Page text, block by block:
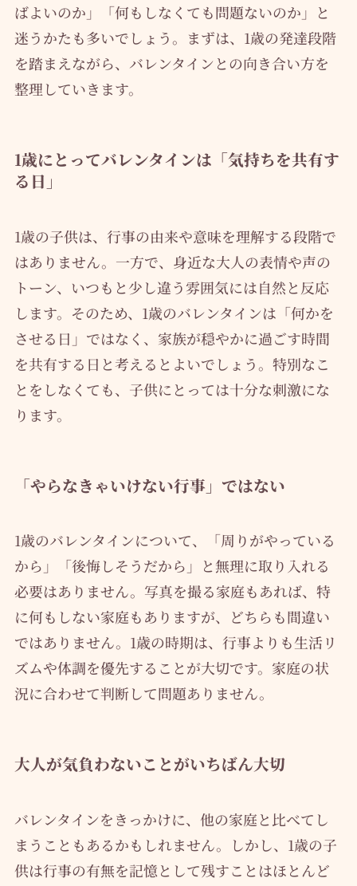
ばよいのか」「何もしなくても問題ないのか」と
迷うかたも多いでしょう。まずは、1歳の発達段階
を踏まえながら、バレンタインとの向き合い方を
整理していきます。
1歳にとってバレンタインは「気持ちを共有す
る日」
1歳の子供は、行事の由来や意味を理解する段階で
はありません。一方で、身近な大人の表情や声の
トーン、いつもと少し違う雰囲気には自然と反応
します。そのため、1歳のバレンタインは「何かを
させる日」ではなく、家族が穏やかに過ごす時間
を共有する日と考えるとよいでしょう。特別なこ
とをしなくても、子供にとっては十分な刺激にな
ります。
「やらなきゃいけない行事」ではない
1歳のバレンタインについて、「周りがやっている
から」「後悔しそうだから」と無理に取り入れる
必要はありません。写真を撮る家庭もあれば、特
に何もしない家庭もありますが、どちらも間違い
ではありません。1歳の時期は、行事よりも生活リ
ズムや体調を優先することが大切です。家庭の状
況に合わせて判断して問題ありません。
大人が気負わないことがいちばん大切
バレンタインをきっかけに、他の家庭と比べてし
まうこともあるかもしれません。しかし、1歳の子
供は行事の有無を記憶として残すことはほとんど